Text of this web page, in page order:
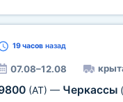
19 часовназад
07.08–12.08
(AT) — Черкассы